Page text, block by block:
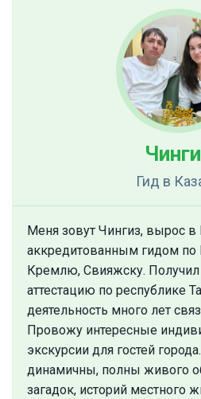
Гид в
Меня зовут Чингиз, вырос
аккредитованным гидом по
Кремлю, Свияжску.
аттестацию по республике
деятельность много лет
Провожу интересные
экскурсии для гостей
динамичны, полны живого
загадок, историй местного